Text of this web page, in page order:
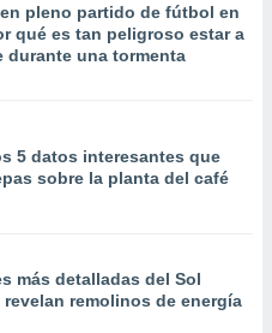
pleno partido de fútbol en
qué es tan peligroso estar a
durante una tormenta
5 datos interesantes que
sobre la planta del café
más detalladas del Sol
revelan remolinos de energía